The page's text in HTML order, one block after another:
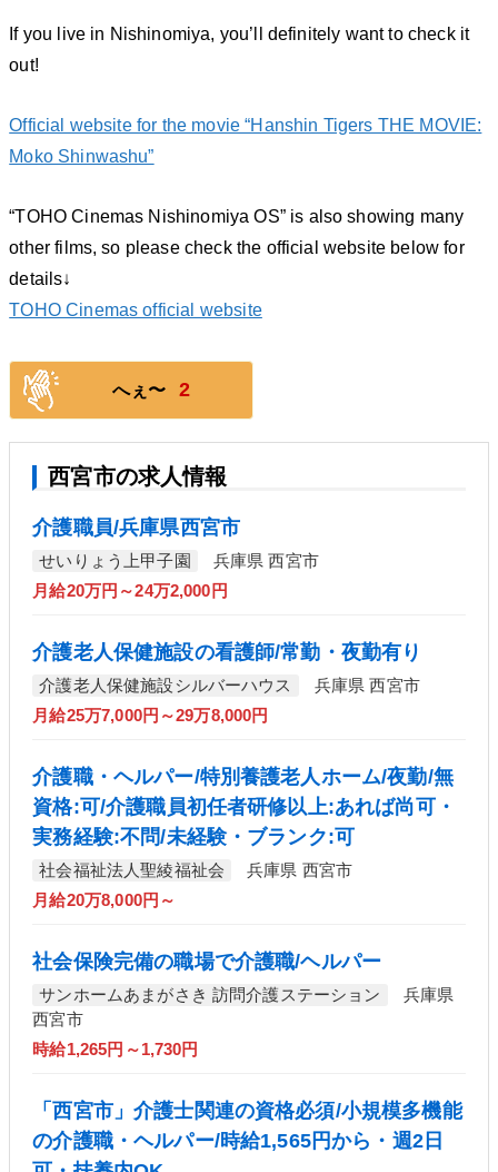
If you live in Nishinomiya, you’ll definitely want to check it
out!
Official website for the movie “Hanshin Tigers THE MOVIE:
Moko Shinwashu”
“TOHO Cinemas Nishinomiya OS” is also showing many
other films, so please check the official website below for
details↓
TOHO Cinemas official website
へぇ〜 2
西宮市の求人情報
介護職員/兵庫県西宮市
せいりょう上甲子園
兵庫県 西宮市
月給20万円～24万2,000円
介護老人保健施設の看護師/常勤・夜勤有り
介護老人保健施設シルバーハウス
兵庫県 西宮市
月給25万7,000円～29万8,000円
介護職・ヘルパー/特別養護老人ホーム/夜勤/無
資格:可/介護職員初任者研修以上:あれば尚可・
実務経験:不問/未経験・ブランク:可
社会福祉法人聖綾福祉会
兵庫県 西宮市
月給20万8,000円～
社会保険完備の職場で介護職/ヘルパー
サンホームあまがさき 訪問介護ステーション
兵庫県
西宮市
時給1,265円～1,730円
「西宮市」介護士関連の資格必須/小規模多機能
の介護職・ヘルパー/時給1,565円から・週2日